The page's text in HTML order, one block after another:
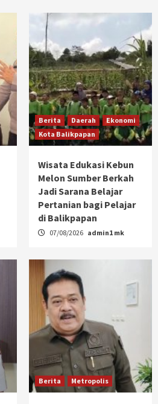
Berita Daerah
Ekonomi
Kota Balikpapan
Wisata Edukasi Kebun
Melon Sumber Berkah
Jadi Sarana Belajar
Pertanian bagi Pelajar
di Balikpapan
07/08/2026 admin1 mk
Berita Metropolis